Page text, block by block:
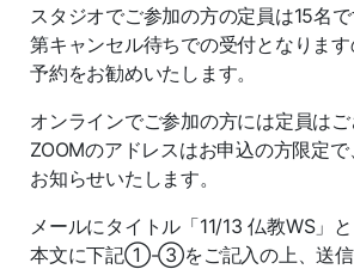
スタジオでご参加の方の定員は15名
第キャンセル待ちでの受付となりま
予約をお勧めいたします。
オンラインでご参加の方には定員はご
ZOOMのアドレスはお申込の方限定
お知らせいたします。
メールにタイトル「11/13 仏教WS」
本文に下記①-③をご記入の上、送信